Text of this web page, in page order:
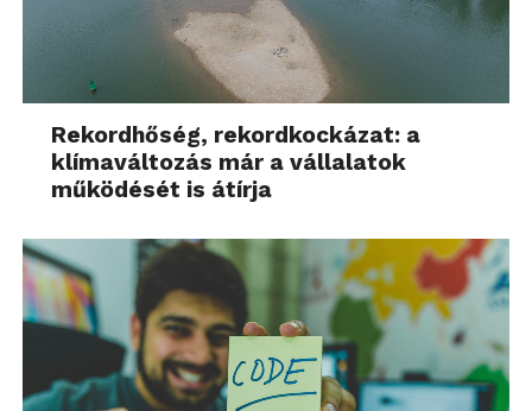
Rekordhőség, rekordkockázat: a
klímaváltozás már a vállalatok
működését is átírja